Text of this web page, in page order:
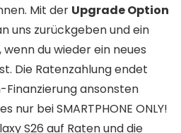
Mit der Upgrade Option
uns zurückgeben und ein
du wieder ein neues
Die Ratenzahlung endet
ansonsten
nur bei SMARTPHONE ONLY!
S26 auf Raten und die